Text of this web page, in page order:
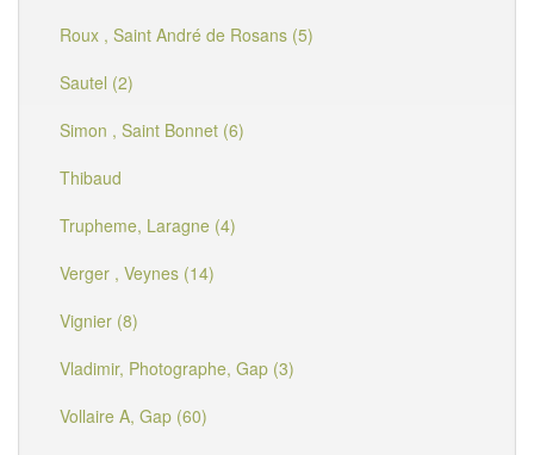
Roux , Saint André de Rosans (5)
Sautel (2)
Simon , Saint Bonnet (6)
Thibaud
Trupheme, Laragne (4)
Verger , Veynes (14)
Vignier (8)
Vladimir, Photographe, Gap (3)
Vollaire A, Gap (60)